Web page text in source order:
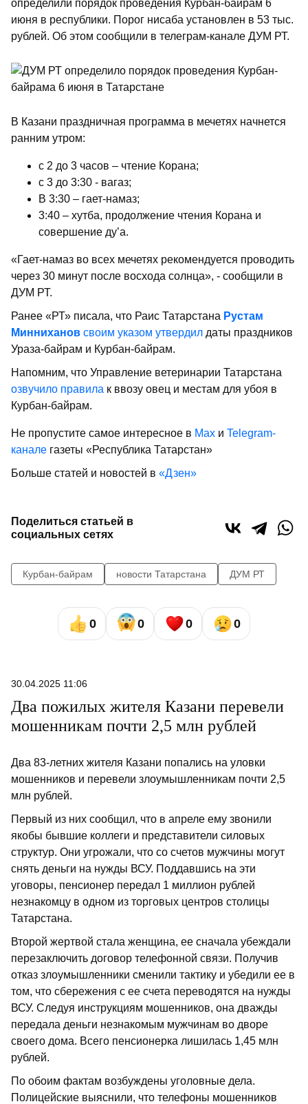
определили порядок проведения Курбан-байрам 6
июня в республики. Порог нисаба установлен в 53 тыс.
рублей. Об этом сообщили в телеграм-канале ДУМ РТ.
В Казани праздничная программа в мечетях начнется
ранним утром:
с 2 до 3 часов – чтение Корана;
с 3 до 3:30 - вагаз;
В 3:30 – гает-намаз;
3:40 – хутба, продолжение чтения Корана и
совершение ду’а.
«Гает-намаз во всех мечетях рекомендуется проводить
через 30 минут после восхода солнца», - сообщили в
ДУМ РТ.
Ранее «РТ» писала, что Раис Татарстана Рустам
Минниханов своим указом утвердил даты праздников
Ураза-байрам и Курбан-байрам.
Напомним, что Управление ветеринарии Татарстана
озвучило правила к ввозу овец и местам для убоя в
Курбан-байрам.
Не пропустите самое интересное в Max и Telegram-
канале газеты «Республика Татарстан»
Больше статей и новостей в «Дзен»
Поделиться статьей в
социальных сетях
Курбан-байрам новости Татарстана ДУМ РТ
0 0 0 0
30.04.2025 11:06
Два пожилых жителя Казани перевели
мошенникам почти 2,5 млн рублей
Два 83-летних жителя Казани попались на уловки
мошенников и перевели злоумышленникам почти 2,5
млн рублей.
Первый из них сообщил, что в апреле ему звонили
якобы бывшие коллеги и представители силовых
структур. Они угрожали, что со счетов мужчины могут
снять деньги на нужды ВСУ. Поддавшись на эти
уговоры, пенсионер передал 1 миллион рублей
незнакомцу в одном из торговых центров столицы
Татарстана.
Второй жертвой стала женщина, ее сначала убеждали
перезаключить договор телефонной связи. Получив
отказ злоумышленники сменили тактику и убедили ее в
том, что сбережения с ее счета переводятся на нужды
ВСУ. Следуя инструкциям мошенников, она дважды
передала деньги незнакомым мужчинам во дворе
своего дома. Всего пенсионерка лишилась 1,45 млн
рублей.
По обоим фактам возбуждены уголовные дела.
Полицейские выяснили, что телефоны мошенников